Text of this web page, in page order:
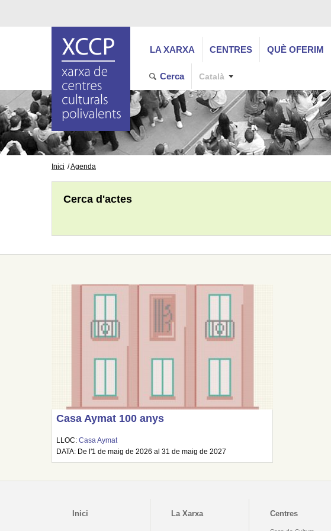
LA XARXA CENTRES QUÈ OFERIM
Cerca Català
Inici Agenda
Cerca d'actes
Casa Aymat 100 anys
LLOC:Casa Aymat
DATA: De l'1 de maig de 2026 al 31 de maig de 2027
Inici La Xarxa Centres